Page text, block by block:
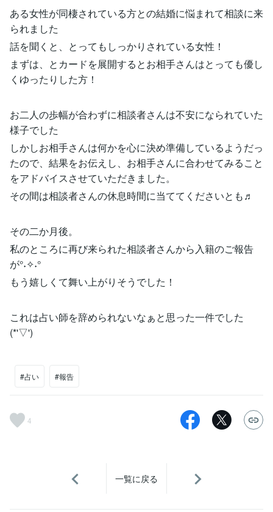
ある女性が同棲されている方との結婚に悩まれて相談に来
られました
話を聞くと、とってもしっかりされている女性！
まずは、とカードを展開するとお相手さんはとっても優し
くゆったりした方！
お二人の歩幅が合わずに相談者さんは不安になられていた
様子でした
しかしお相手さんは何かを心に決め準備しているようだっ
たので、結果をお伝えし、お相手さんに合わせてみること
をアドバイスさせていただきました。
その間は相談者さんの休息時間に当ててくださいとも♬
その二か月後。
私のところに再び来られた相談者さんから入籍のご報告
が°˖✧˖°
もう嬉しくて舞い上がりそうでした！
これは占い師を辞められないなぁと思った一件でした
(*'▽')
#占い #報告
4
一覧に戻る